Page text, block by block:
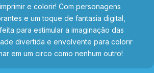
e colorir! Com personagens
e um toque de fantasia digital,
para estimular a imaginação das
divertida e envolvente para colorir
em um circo como nenhum outro!